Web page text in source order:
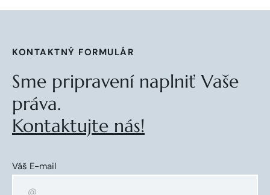
KONTAKTNÝ FORMULÁR
Sme pripravení naplniť Vaše
práva.
Kontaktujte nás!
Váš E-mail